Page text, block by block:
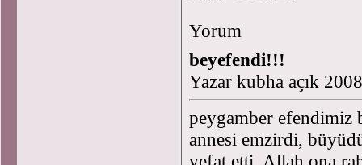
Yorum
beyefendi!!!
Yazar kubha açık
peygamber efendimiz
annesi emzirdi,